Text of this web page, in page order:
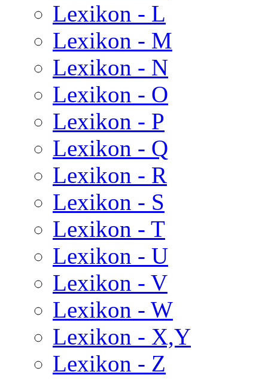
Lexikon - L
Lexikon - M
Lexikon - N
Lexikon - O
Lexikon - P
Lexikon - Q
Lexikon - R
Lexikon - S
Lexikon - T
Lexikon - U
Lexikon - V
Lexikon - W
Lexikon - X,Y
Lexikon - Z